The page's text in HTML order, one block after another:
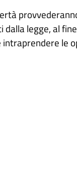
legge, al
le